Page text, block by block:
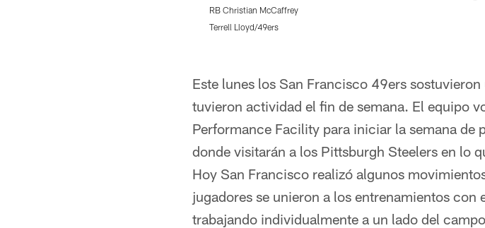
RB Christian McCaffrey
Terrell Lloyd/49ers
Este lunes los San Francisco 49ers
tuvieron actividad el fin de semana. El equipo
Performance Facility para iniciar la semana
donde visitarán a los Pittsburgh Steelers en lo
Hoy San Francisco realizó algunos
jugadores se unieron a los entrenamientos
trabajando individualmente a un lado del